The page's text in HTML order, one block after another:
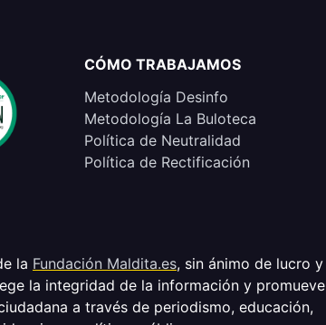
CÓMO TRABAJAMOS
Metodología Desinfo
Metodología La Buloteca
Política de Neutralidad
Política de Rectificación
la Fundación Maldita.es, sin ánimo de lucro y
la integridad de la información y promueve
a través de periodismo, educación,